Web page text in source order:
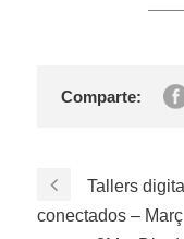
Comparte:
Tallers
conectados – Març